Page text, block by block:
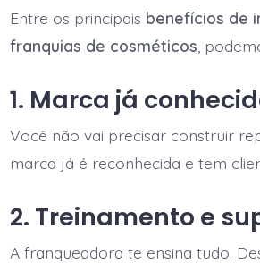
Entre os principais benefícios de
franquias de cosméticos ,
1. Marca já
Você não vai precisar construir
marca já é reconhecida e tem
2. Treinamento e
A franqueadora te ensina tudo.